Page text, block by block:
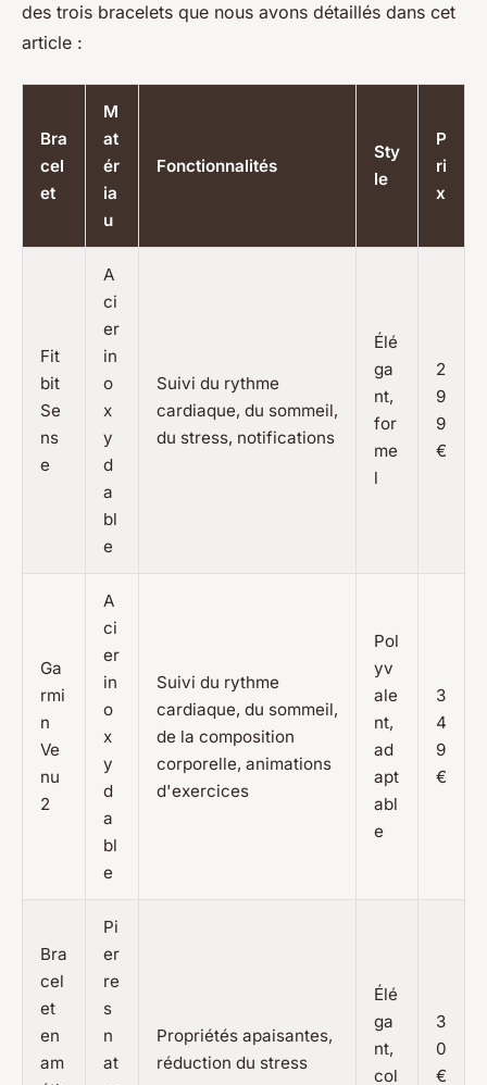
des trois bracelets que nous avons détaillés dans cet
article :
Bra
cel
et
M
at
ér
ia
u
Fonctionnalités
Sty
le
P
ri
x
Fit
bit
Se
ns
e
A
ci
er
in
o
x
y
d
a
bl
e
Suivi du rythme
cardiaque, du sommeil,
du stress, notifications
Élé
ga
nt,
for
me
l
2
9
9
€
Ga
rmi
n
Ve
nu
2
A
ci
er
in
o
x
y
d
a
bl
e
Suivi du rythme
cardiaque, du sommeil,
de la composition
corporelle, animations
d'exercices
Pol
yv
ale
nt,
ad
apt
abl
e
3
4
9
€
Bra
cel
et
en
am
Pi
er
re
s
n
at
Propriétés apaisantes,
réduction du stress
Élé
ga
nt,
col
3
0
€